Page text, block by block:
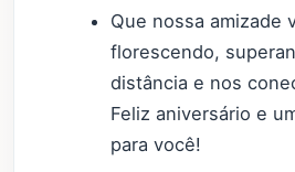
Que nossa amizade
florescendo,
distância e nos
Feliz aniversário e
para você!